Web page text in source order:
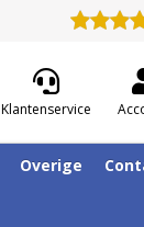
Klantenservice
Overige